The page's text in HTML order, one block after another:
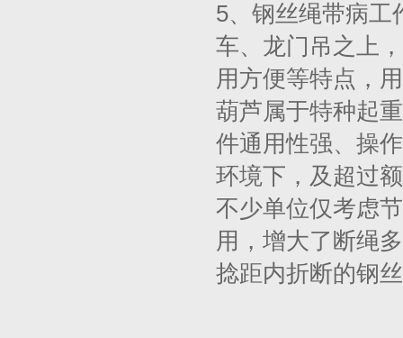
5、钢丝绳带病工
车、龙门吊之上
用方便等特点，
葫芦属于特种起
件通用性强、操
环境下，及超过
不少单位仅考虑
用，增大了断绳
捻距内折断的钢